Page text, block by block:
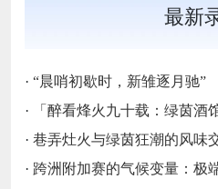
最新
· “晨哨初歇时，新雏逐月驰”
·
「醉看烽火九十载：绿茵酒
· 巷弄灶火与绿茵狂潮的风味
· 跨洲附加赛的气候变量：极端环